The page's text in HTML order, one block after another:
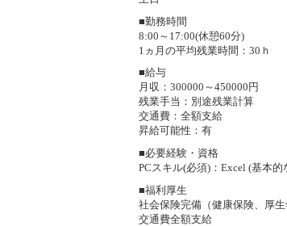
■勤務時間
8:00～17:00(休憩60分)
1ヵ月の平均残業時間：30ｈ
■給与
月収：300000～450000円
残業手当：別途残業計算
交通費：全額支給
昇給可能性：有
■必要経験・資格
PCスキル(必須)：Excel (基本
■福利厚生
社会保険完備（健康保険、厚
交通費全額支給